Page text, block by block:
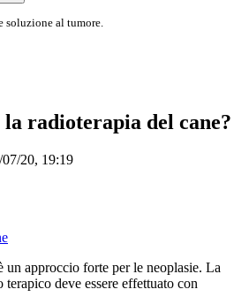
soluzione al tumore.
la radioterapia del cane?
07/20, 19:19
un approccio forte per le neoplasie. La
deve essere effettuato con